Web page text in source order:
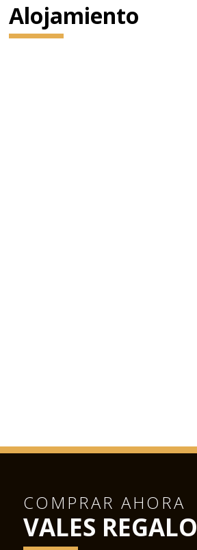
Alojamiento
COMPRAR AHORA
VALES REGALO